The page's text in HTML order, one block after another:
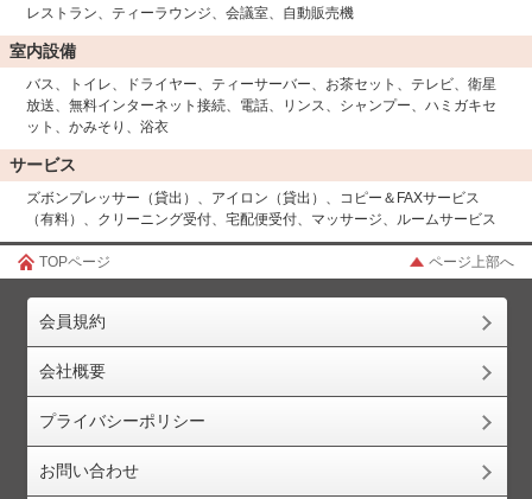
レストラン、ティーラウンジ、会議室、自動販売機
室内設備
バス、トイレ、ドライヤー、ティーサーバー、お茶セット、テレビ、衛星
放送、無料インターネット接続、電話、リンス、シャンプー、ハミガキセ
ット、かみそり、浴衣
サービス
ズボンプレッサー（貸出）、アイロン（貸出）、コピー＆FAXサービス
（有料）、クリーニング受付、宅配便受付、マッサージ、ルームサービス
TOPページ ページ上部へ
会員規約
会社概要
プライバシーポリシー
お問い合わせ